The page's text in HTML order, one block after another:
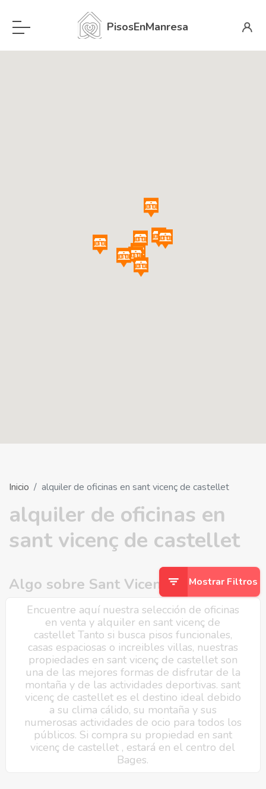
PisosEnManresa
Inicio alquiler de oficinas en sant vicenç de castellet
alquiler de oficinas en
sant vicenç de castellet
Mostrar Filtros
Algo sobre Sant Vicenç de Castellet
Encuentre aquí nuestra selección de oficinas
en venta y alquiler en sant vicenç de
castellet Tanto si busca pisos funcionales,
casas espaciosas o increibles villas, nuestras
propiedades en sant vicenç de castellet son
una de las mejores formas de disfrutar de la
montaña y de las actividades deportivas. sant
vicenç de castellet es el destino ideal debido
a su clima cálido, su montaña y sus
numerosas actividades de ocio para todos los
públicos. Si compra su propiedad en sant
vicenç de castellet , estará en el centro del
Bages.